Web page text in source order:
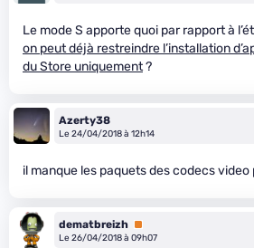
Le mode S apporte quoi par rapport à
on peut déjà restreindre l’installation
du Store uniquement?
Azerty38
Le 24/04/2018 à 12h14
il manque les paquets des codecs
dematbreizh Premium
Le 26/04/2018 à 09h07